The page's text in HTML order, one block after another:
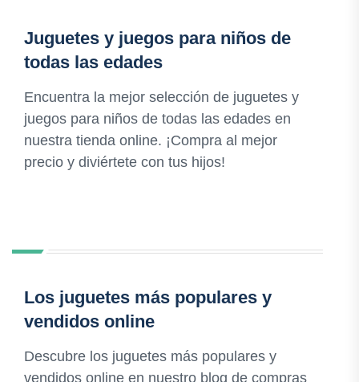
Juguetes y juegos para niños de
todas las edades
Encuentra la mejor selección de juguetes y
juegos para niños de todas las edades en
nuestra tienda online. ¡Compra al mejor
precio y diviértete con tus hijos!
Los juguetes más populares y
vendidos online
Descubre los juguetes más populares y
vendidos online en nuestro blog de compras